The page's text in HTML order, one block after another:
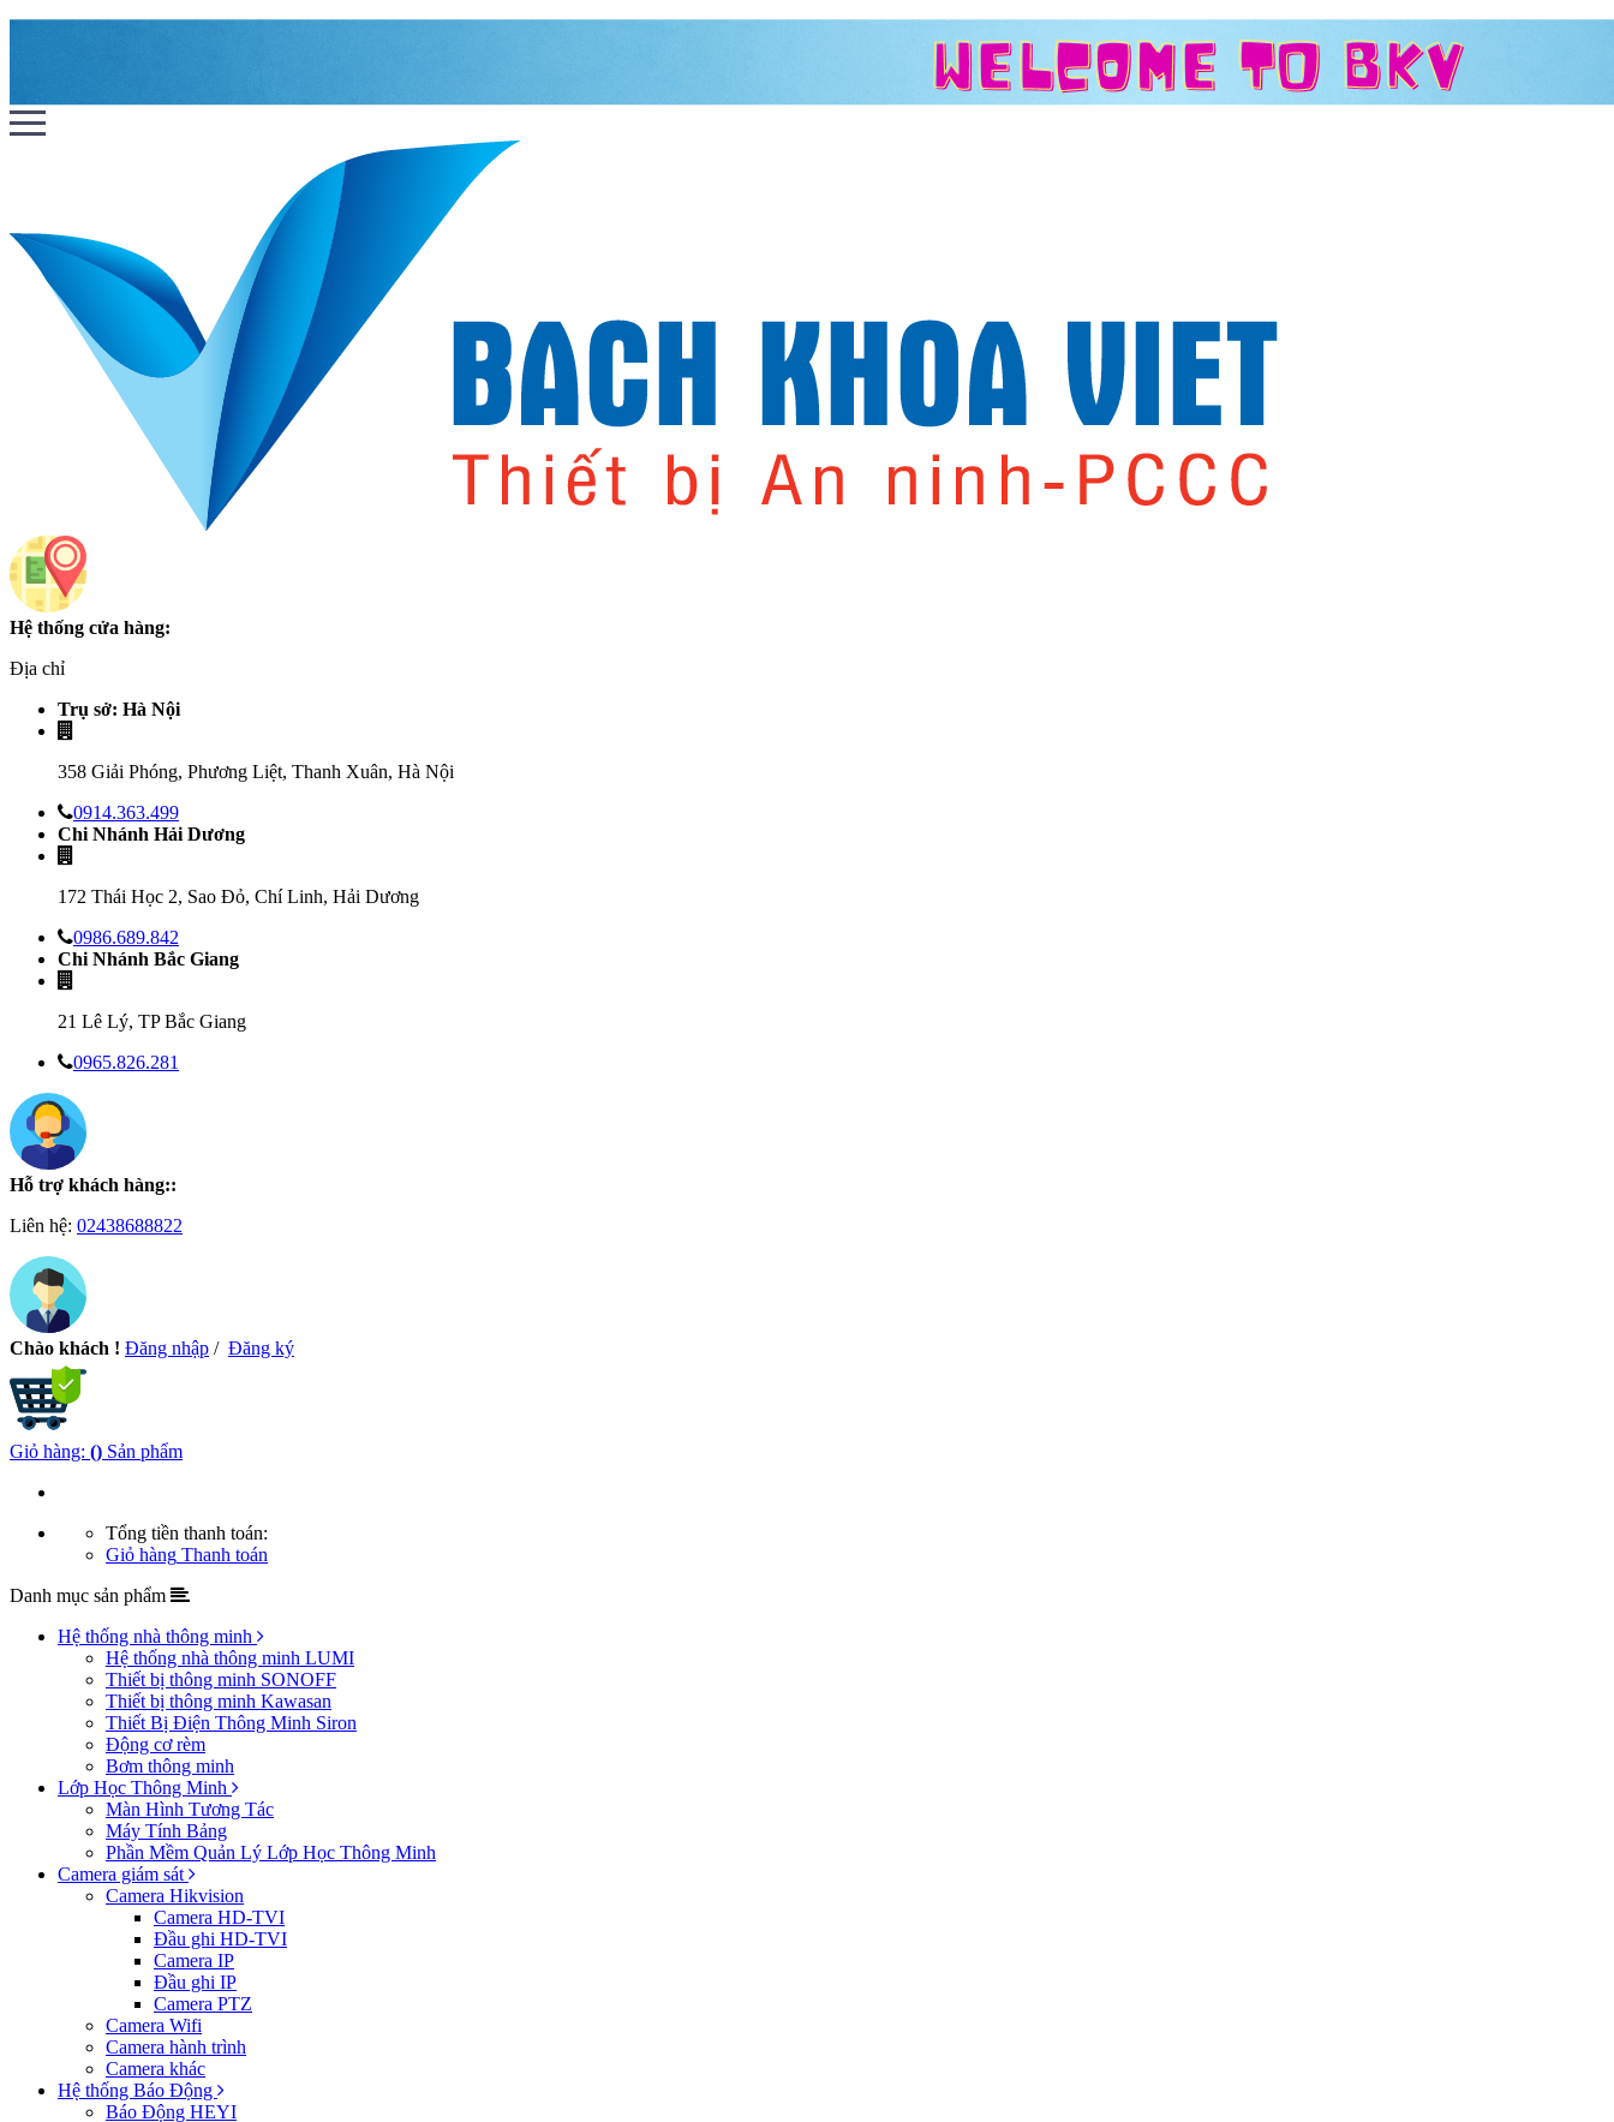
Hệ thống cửa hàng:
Địa chỉ
Trụ sở: Hà Nội
358 Giải Phóng, Phương Liệt, Thanh Xuân, Hà Nội
0914.363.499
Chi Nhánh Hải Dương
172 Thái Học 2, Sao Đỏ, Chí Linh, Hải Dương
0986.689.842
Chi Nhánh Bắc Giang
21 Lê Lý, TP Bắc Giang
0965.826.281
Hỗ trợ khách hàng::
Liên hệ: 02438688822
Chào khách ! Đăng nhập / Đăng ký
Giỏ hàng: () Sản phẩm
Tổng tiền thanh toán:
Giỏ hàng Thanh toán
Danh mục sản phẩm
Hệ thống nhà thông minh
Hệ thống nhà thông minh LUMI
Thiết bị thông minh SONOFF
Thiết bị thông minh Kawasan
Thiết Bị Điện Thông Minh Siron
Động cơ rèm
Bơm thông minh
Lớp Học Thông Minh
Màn Hình Tương Tác
Máy Tính Bảng
Phần Mềm Quản Lý Lớp Học Thông Minh
Camera giám sát
Camera Hikvision
Camera HD-TVI
Đầu ghi HD-TVI
Camera IP
Đầu ghi IP
Camera PTZ
Camera Wifi
Camera hành trình
Camera khác
Hệ thống Báo Động
Báo Động HEYI